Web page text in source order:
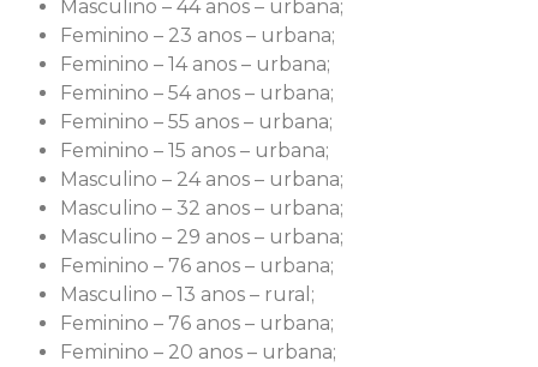
Masculino – 44 anos – urbana;
Feminino – 23 anos – urbana;
Feminino – 14 anos – urbana;
Feminino – 54 anos – urbana;
Feminino – 55 anos – urbana;
Feminino – 15 anos – urbana;
Masculino – 24 anos – urbana;
Masculino – 32 anos – urbana;
Masculino – 29 anos – urbana;
Feminino – 76 anos – urbana;
Masculino – 13 anos – rural;
Feminino – 76 anos – urbana;
Feminino – 20 anos – urbana;